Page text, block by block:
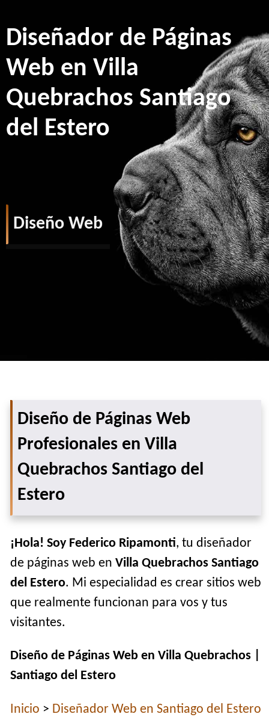
Diseñador de Páginas
Web en Villa
Quebrachos Santiago
del Estero
Diseño Web
Diseño de Páginas Web
Profesionales en Villa
Quebrachos Santiago del
Estero
¡Hola! Soy Federico Ripamonti, tu diseñador
de páginas web enVilla Quebrachos Santiago
del Estero. Mi especialidad es crear sitios web
que realmente funcionan para vos y tus
visitantes.
Diseño de Páginas Web en Villa Quebrachos |
Santiago del Estero
Inicio > Diseñador Web en Santiago del Estero